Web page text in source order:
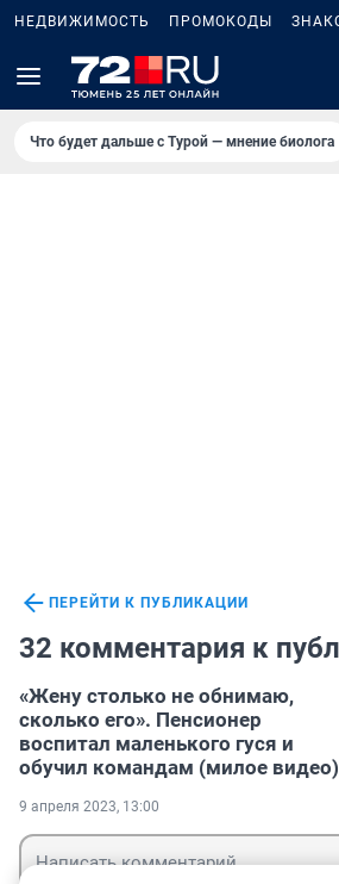
НЕДВИЖИМОСТЬ ПРОМОКОДЫ
Что будет дальше с Турой — мнение биолога
ПЕРЕЙТИ К ПУБЛИКАЦИИ
32 комментария к
«Жену столько не обнимаю,
сколько его». Пенсионер
воспитал маленького гуся и
обучил командам (милое видео)
9 апреля 2023, 13:00